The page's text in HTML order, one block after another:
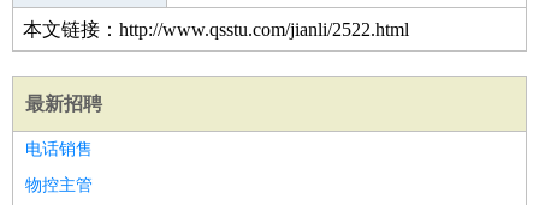
本文链接：http://www.qsstu.com/jianli/2522.html
最新招聘
电话销售
物控主管